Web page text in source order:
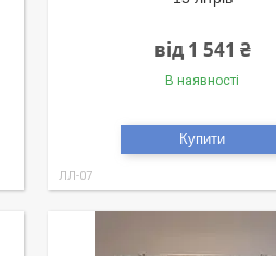
від 1 541 ₴
В наявності
Купити
ЛЛ-07